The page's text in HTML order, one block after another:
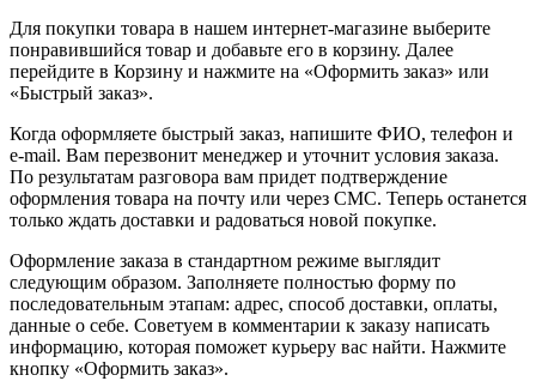
Для покупки товара в нашем интернет-магазине выберите
понравившийся товар и добавьте его в корзину. Далее
перейдите в Корзину и нажмите на «Оформить заказ» или
«Быстрый заказ».
Когда оформляете быстрый заказ, напишите ФИО, телефон и
e-mail. Вам перезвонит менеджер и уточнит условия заказа.
По результатам разговора вам придет подтверждение
оформления товара на почту или через СМС. Теперь останется
только ждать доставки и радоваться новой покупке.
Оформление заказа в стандартном режиме выглядит
следующим образом. Заполняете полностью форму по
последовательным этапам: адрес, способ доставки, оплаты,
данные о себе. Советуем в комментарии к заказу написать
информацию, которая поможет курьеру вас найти. Нажмите
кнопку «Оформить заказ».